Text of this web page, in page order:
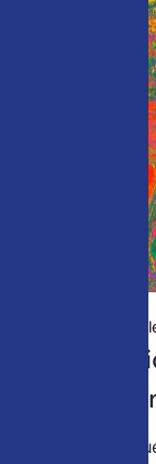
Actualités
SEO :
Les images